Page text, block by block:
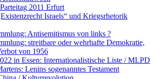
2011 Erfurt
Israels“ und Kriegsrhetorik
Antisemitismus von links ?
streitbare oder wehrhafte Demokratie,
von 1956
in Essen: Internationalistische Liste / MLPD
Lenins sogenanntes Testament